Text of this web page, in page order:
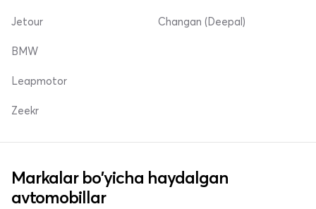
Jetour Changan (Deepal)
BMW
Leapmotor
Zeekr
Markalar bo'yicha haydalgan
avtomobillar